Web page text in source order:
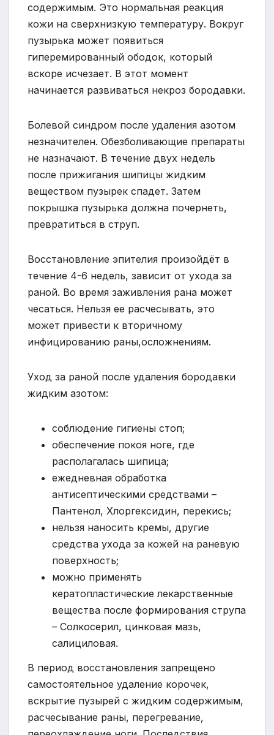
содержимым. Это нормальная реакция
кожи на сверхнизкую температуру. Вокруг
пузырька может появиться
гиперемированный ободок, который
вскоре исчезает. В этот момент
начинается развиваться некроз бородавки.
Болевой синдром после удаления азотом
незначителен. Обезболивающие препараты
не назначают. В течение двух недель
после прижигания шипицы жидким
веществом пузырек спадет. Затем
покрышка пузырька должна почернеть,
превратиться в струп.
Восстановление эпителия произойдёт в
течение 4-6 недель, зависит от ухода за
раной. Во время заживления рана может
чесаться. Нельзя ее расчесывать, это
может привести к вторичному
инфицированию раны,осложнениям.
Уход за раной после удаления бородавки
жидким азотом:
соблюдение гигиены стоп;
обеспечение покоя ноге, где
располагалась шипица;
ежедневная обработка
антисептическими средствами –
Пантенол, Хлоргексидин, перекись;
нельзя наносить кремы, другие
средства ухода за кожей на раневую
поверхность;
можно применять
кератопластические лекарственные
вещества после формирования струпа
– Солкосерил, цинковая мазь,
салициловая.
В период восстановления запрещено
самостоятельное удаление корочек,
вскрытие пузырей с жидким содержимым,
расчесывание раны, перегревание,